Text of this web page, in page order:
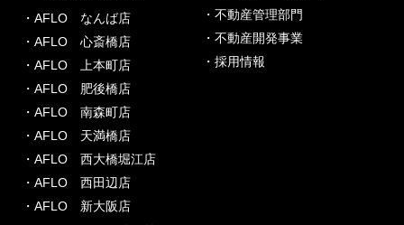
・AFLO なんば店
・AFLO 心斎橋店
・AFLO 上本町店
・AFLO 肥後橋店
・AFLO 南森町店
・AFLO 天満橋店
・AFLO 西大橋堀江店
・AFLO 西田辺店
・AFLO 新大阪店
・不動産管理部門
・不動産開発事業
・採用情報